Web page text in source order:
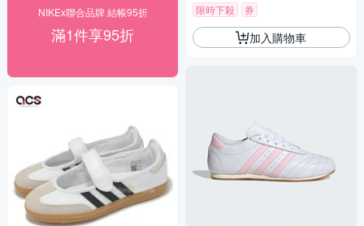
NIKEx聯合品牌 結帳95折
滿1件享95折
限時下殺 券
加入購物車